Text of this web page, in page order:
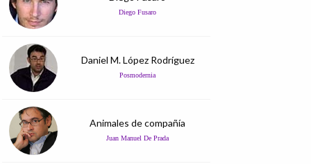
Diego Fusaro
Daniel M. López Rodríguez
Posmodernia
Animales de compañía
Juan Manuel De Prada